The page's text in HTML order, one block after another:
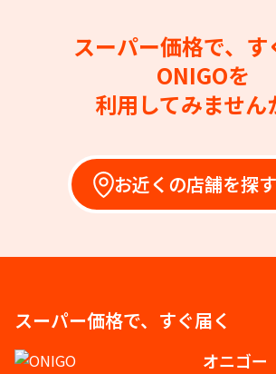
スーパー価格で、す
ONIGOを
利用してみません
お近くの店舗を探す
スーパー価格で、すぐ届く
オニゴー